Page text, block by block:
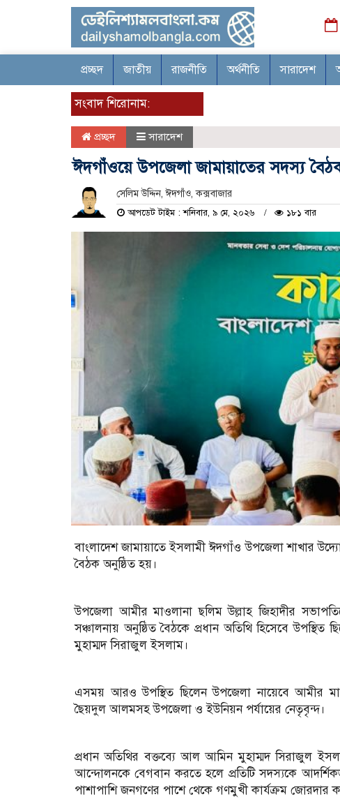
প্রচ্ছদ জাতীয় রাজনীতি অর্থনীতি সারাদেশ
সংবাদ শিরোনাম:
প্রচ্ছদ সারাদেশ
ঈদগাঁওয়ে উপজেলা জামায়াতের সদস্য
সেলিম উদ্দিন, ঈদগাঁও, কক্সবাজার
আপডেট টাইম : শনিবার, ৯ মে, ২০২৬ ১৮১ বার
বাংলাদেশ জামায়াতে ইসলামী ঈদগাঁও উপজেলা শাখার
বৈঠক অনুষ্ঠিত হয়।
উপজেলা আমীর মাওলানা ছলিম উল্লাহ জিহাদীর
সঞ্চালনায় অনুষ্ঠিত বৈঠকে প্রধান অতিথি হিসেবে
মুহাম্মদ সিরাজুল ইসলাম।
এসময় আরও উপস্থিত ছিলেন উপজেলা নায়েবে আমীর
ছৈয়দুল আলমসহ উপজেলা ও ইউনিয়ন পর্যায়ের নেতৃবৃন্দ।
প্রধান অতিথির বক্তব্যে আল আমিন মুহাম্মদ সিরাজুল
আন্দোলনকে বেগবান করতে হলে প্রতিটি সদস্যকে
পাশাপাশি জনগণের পাশে থেকে গণমুখী কার্যক্রম জোরদার